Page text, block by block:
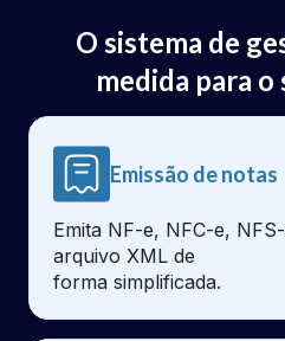
O sistema de
medida para
Emissão de notas
Emita NF-e, NFC-e,
arquivo XML de
forma simplificada.